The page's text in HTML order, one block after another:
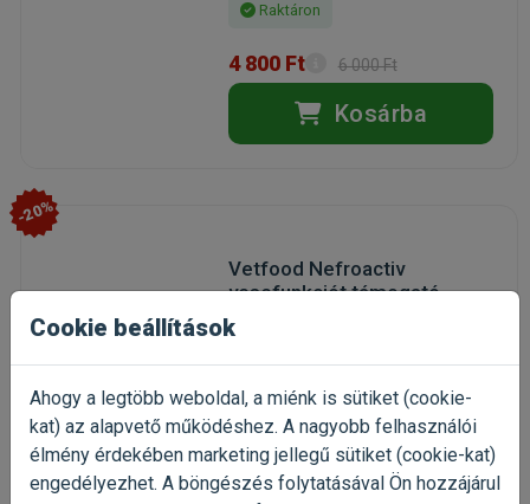
Raktáron
4 800 Ft 6 000 Ft
Kosárba
-20%
Vetfood Nefroactiv
vesefunkciót támogató
kapszula 120db
táplálékkiegészítő
Gyártó:
Egységár: 125 Ft / db
Raktáron
Cookie beállítások
Ahogy a legtöbb weboldal, a miénk is sütiket (cookie-
kat) az alapvető működéshez. A nagyobb felhasználói
élmény érdekében marketing jellegű sütiket (cookie-kat)
engedélyezhet. A böngészés folytatásával Ön hozzájárul